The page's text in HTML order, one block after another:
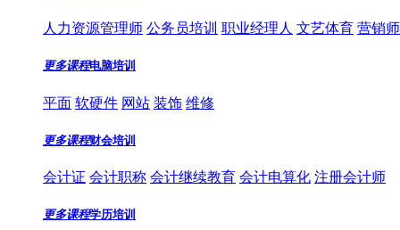
人力资源管理师 公务员培训 职业经理人 文艺体育 营销
更多课程电脑培训
平面 软硬件 网站 装饰 维修
更多课程财会培训
会计证 会计职称 会计继续教育 会计电算化 注册会计师
更多课程学历培训